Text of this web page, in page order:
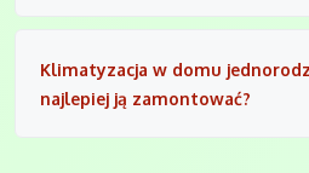
Klimatyzacja w domu
najlepiej ją zamontować?